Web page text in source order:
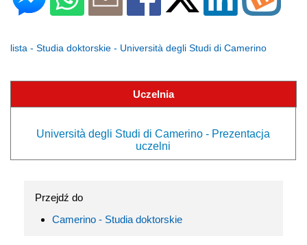
lista - Studia doktorskie - Università degli Studi di Camerino
Uczelnia
Università degli Studi di Camerino - Prezentacja
uczelni
Przejdź do
Camerino - Studia doktorskie